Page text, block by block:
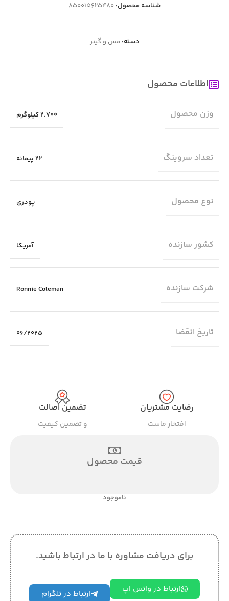
شناسه محصول: 850015625480
دسته: مس و گینر
اطلاعات محصول
وزن محصول 2.700 کیلوگرم
تعداد سروینگ 22 پیمانه
نوع محصول پودری
کشور سازنده آمریکا
شرکت سازنده Ronnie Coleman
تاریخ انقضا 06/2025
رضایت مشتریان
افتخار ماست
تضمین اصالت
و تضمین کیفیت
قیمت محصول
ناموجود
برای دریافت مشاوره با ما در ارتباط باشید.
ارتباط در واتس اپ ارتباط در تلگرام